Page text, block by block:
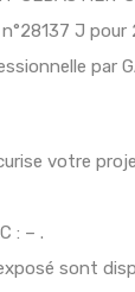
J
par
votre
: – .
sont